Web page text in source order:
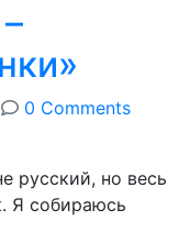
0 Comments
русский, но весь
Я собираюсь